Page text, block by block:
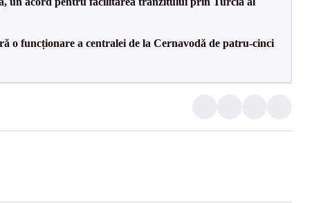
o funcționare a centralei de la Cernavodă de patru-cinci